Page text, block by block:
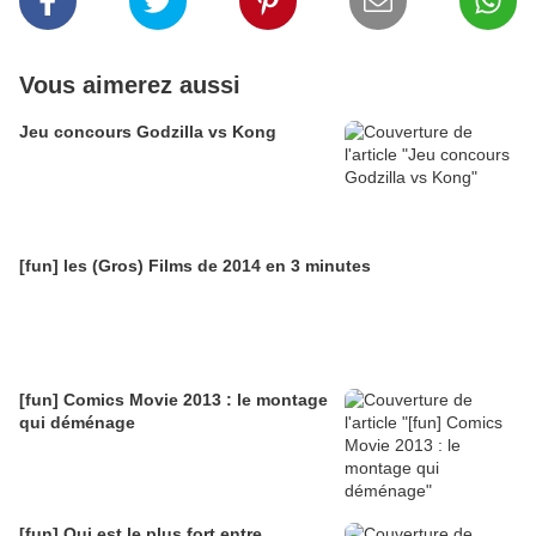
Vous aimerez aussi
Jeu concours Godzilla vs Kong
[fun] les (Gros) Films de 2014 en 3 minutes
[fun] Comics Movie 2013 : le montage
qui déménage